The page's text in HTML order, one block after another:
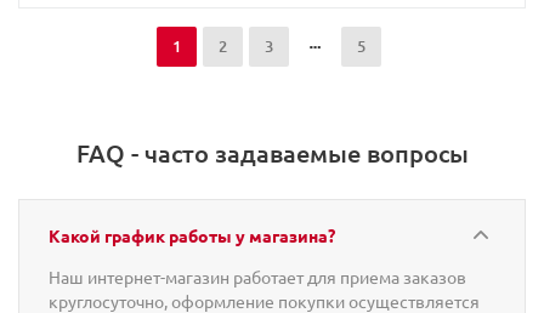
1 2 3 5
FAQ - часто задаваемые вопросы
Какой график работы у магазина?
Наш интернет-магазин работает для приема заказов
круглосуточно, оформление покупки осуществляется